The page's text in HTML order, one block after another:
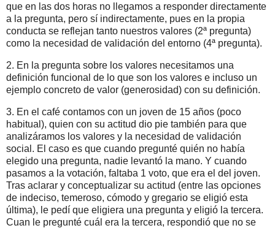
que en las dos horas no llegamos a responder directamente
a la pregunta, pero sí indirectamente, pues en la propia
conducta se reflejan tanto nuestros valores (2ª pregunta)
como la necesidad de validación del entorno (4ª pregunta).
2. En la pregunta sobre los valores necesitamos una
definición funcional de lo que son los valores e incluso un
ejemplo concreto de valor (generosidad) con su definición.
3. En el café contamos con un joven de 15 años (poco
habitual), quien con su actitud dio pie también para que
analizáramos los valores y la necesidad de validación
social. El caso es que cuando pregunté quién no había
elegido una pregunta, nadie levantó la mano. Y cuando
pasamos a la votación, faltaba 1 voto, que era el del joven.
Tras aclarar y conceptualizar su actitud (entre las opciones
de indeciso, temeroso, cómodo y gregario se eligió esta
última), le pedí que eligiera una pregunta y eligió la tercera.
Cuan le pregunté cuál era la tercera, respondió que no se